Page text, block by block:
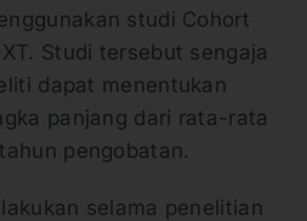
studi Cohort
Studi tersebut sengaja
dapat menentukan
panjang dari rata-rata
pengobatan.
selama penelitian